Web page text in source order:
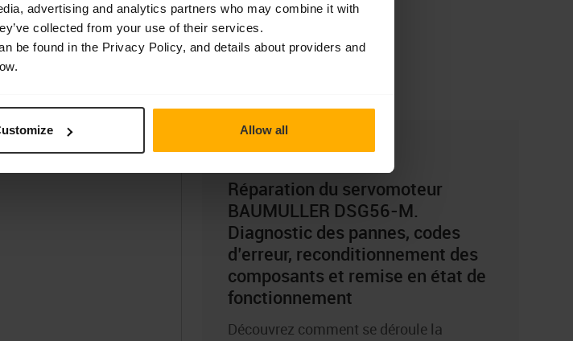
advertising and analytics partners who may combine it with
collected from your use of their services.
be found in the Privacy Policy, and details about providers and
Allow all
étape du
les réparations
dont nous pouvons
Facebook
Linkedin
ACTUALITÉS
Réparation du servomoteur
BAUMULLER DSG56-M.
Diagnostic des pannes, codes
d’erreur, reconditionnement des
composants et remise en état de
fonctionnement
Découvrez comment se déroule la